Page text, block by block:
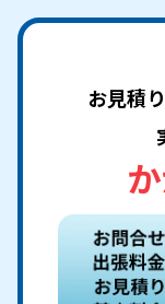
お見積